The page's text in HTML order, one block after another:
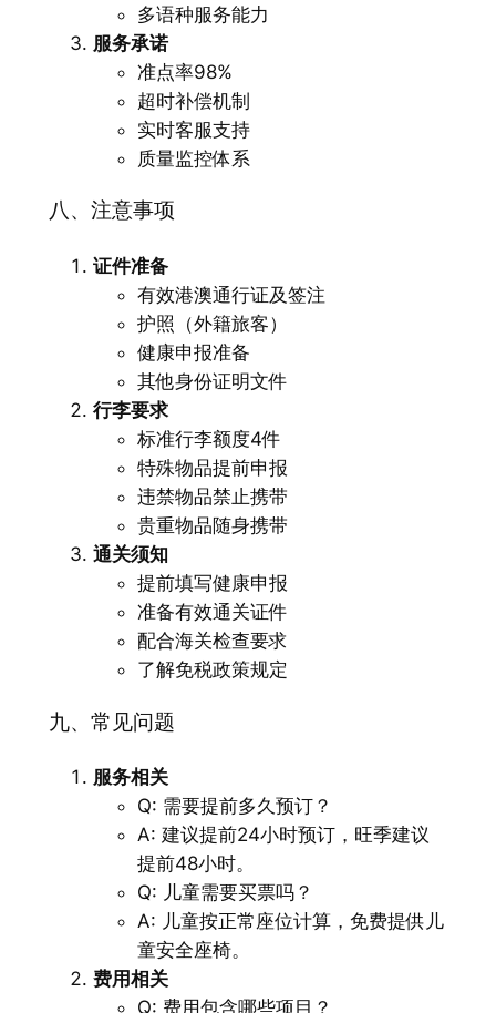
多语种服务能力
服务承诺
准点率98%
超时补偿机制
实时客服支持
质量监控体系
八、注意事项
证件准备
有效港澳通行证及签注
护照（外籍旅客）
健康申报准备
其他身份证明文件
行李要求
标准行李额度4件
特殊物品提前申报
违禁物品禁止携带
贵重物品随身携带
通关须知
提前填写健康申报
准备有效通关证件
配合海关检查要求
了解免税政策规定
九、常见问题
服务相关
Q: 需要提前多久预订？
A: 建议提前24小时预订，旺季建议
提前48小时。
Q: 儿童需要买票吗？
A: 儿童按正常座位计算，免费提供儿
童安全座椅。
费用相关
Q: 费用包含哪些项目？